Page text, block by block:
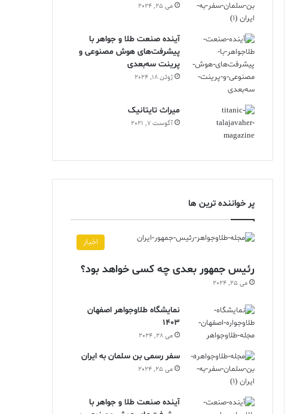
می 25, 2024
آینده صنعت طلا و جواهر با
پیشرفت‌های هوش مصنوعی و
پرینت سه‌بعدی
ژوئن 18, 2024
ميراث تايتانيک
آگوست 7, 2021
پر خواننده ترین ها
اخبار
رئیس جمهور بعدی چه کسی خواهد بود؟
می 25, 2024
نمایشگاه طلاوجواهر اصفهان
1403
می 28, 2024
سفر رسمی بن سلمان به ایران
می 25, 2024
آینده صنعت طلا و جواهر با